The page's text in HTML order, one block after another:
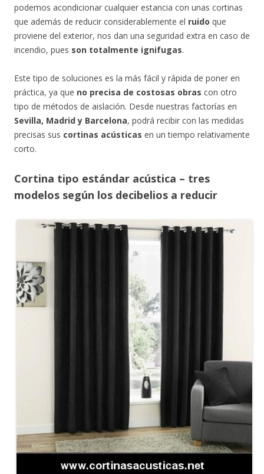
podemos acondicionar cualquier estancia con unas cortinas
que además de reducir considerablemente el ruido que
proviene del exterior, nos dan una seguridad extra en caso de
incendio, pues son totalmente ignifugas.
Este tipo de soluciones es la más fácil y rápida de poner en
práctica, ya que no precisa de costosas obras con otro
tipo de métodos de aislación. Desde nuestras factorías en
Sevilla, Madrid y Barcelona, podrá recibir con las medidas
precisas sus cortinas acústicas en un tiempo relativamente
corto.
Cortina tipo estándar acústica – tres
modelos según los decibelios a reducir